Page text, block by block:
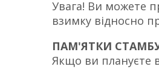
Увага! Ви можете
взимку відносно
ПАМ'ЯТКИ
Якщо ви плануєте